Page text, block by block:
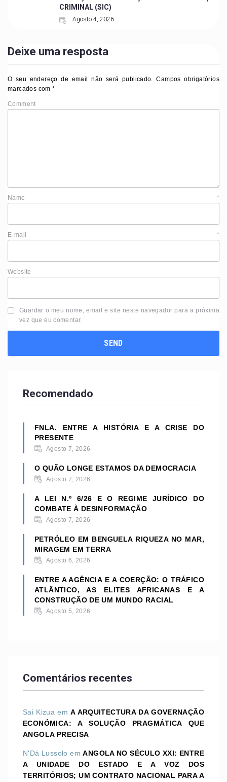
CRIMINAL (SIC)
Agosto 4, 2026
Deixe uma resposta
O seu endereço de email não será publicado. Campos obrigatórios
marcados com*
Comment
Name *
E-mail *
Website
Guardar o meu nome, email e site neste navegador para a próxima
vez que eu comentar.
Recomendado
FNLA. ENTRE A HISTÓRIA E A CRISE DO
PRESENTE
Agosto 7, 2026
O QUÃO LONGE ESTAMOS DA DEMOCRACIA
Agosto 7, 2026
A LEI N.º 6/26 E O REGIME JURÍDICO DO
COMBATE À DESINFORMAÇÃO
Agosto 7, 2026
PETRÓLEO EM BENGUELA RIQUEZA NO MAR,
MIRAGEM EM TERRA
Agosto 6, 2026
ENTRE A AGÊNCIA E A COERÇÃO: O TRÁFICO
ATLÂNTICO, AS ELITES AFRICANAS E A
CONSTRUÇÃO DE UM MUNDO RACIAL
Agosto 5, 2026
Comentários recentes
Sai Kizua emA ARQUITECTURA DA GOVERNAÇÃO
ECONÓMICA: A SOLUÇÃO PRAGMÁTICA QUE
ANGOLA PRECISA
N'Dá Lussolo emANGOLA NO SÉCULO XXI: ENTRE
A UNIDADE DO ESTADO E A VOZ DOS
TERRITÓRIOS; UM CONTRATO NACIONAL PARA A